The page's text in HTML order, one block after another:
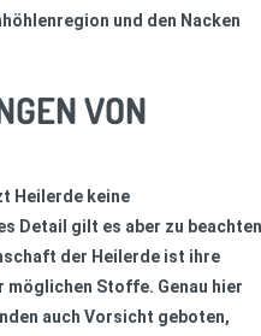
und den Nacken
VON
Heilerde keine
Detail gilt es aber zu
der Heilerde ist ihre
möglichen Stoffe. Genau hier
auch Vorsicht geboten,